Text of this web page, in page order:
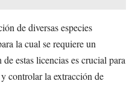
de diversas especies
la cual se requiere un
estas licencias es crucial para
controlar la extracción de